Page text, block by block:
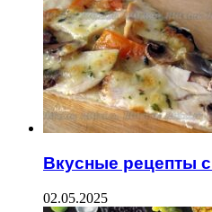
Вкусные рецепты
02.05.2025